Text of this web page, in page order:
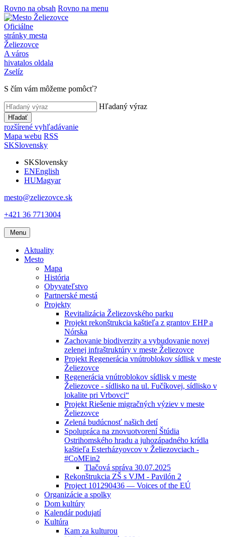
Rovno na obsah Rovno na menu
Oficiálne
stránky mesta
Želiezovce
A város
hivatalos oldala
Zselíz
S čím vám môžeme pomôcť?
Hľadaný výraz
Hľadať
rozšírené vyhľadávanie
Mapa webu RSS
SKSlovensky
SKSlovensky
ENEnglish
HUMagyar
mesto@zeliezovce.sk
+421 36 7713004
Menu
Aktuality
Mesto
Mapa
História
Obyvateľstvo
Partnerské mestá
Projekty
Revitalizácia Želiezovského parku
Projekt rekonštrukcia kaštieľa z grantov EHP a
Nórska
Zachovanie biodiverzity a vybudovanie novej
zelenej infraštruktúry v meste Želiezovce
Projekt Regenerácia vnútroblokov sídlisk v meste
Želiezovce
Regenerácia vnútroblokov sídlisk v meste
Želiezovce - sídlisko na ul. Fučíkovej, sídlisko v
lokalite pri Vrbovci“
Projekt Riešenie migračných výziev v meste
Želiezovce
Zelená budúcnosť našich detí
Spolupráca na znovuotvorení Štúdia
Ostrihomského hradu a juhozápadného krídla
kaštieľa Esterházyovcov v Želiezovciach -
#CoMEin2
Tlačová správa 30.07.2025
Rekonštrukcia ZŠ s VJM - Pavilón 2
Project 101290436 — Voices of the EÚ
Organizácie a spolky
Dom kultúry
Kalendár podujatí
Kultúra
Kam za kulturou